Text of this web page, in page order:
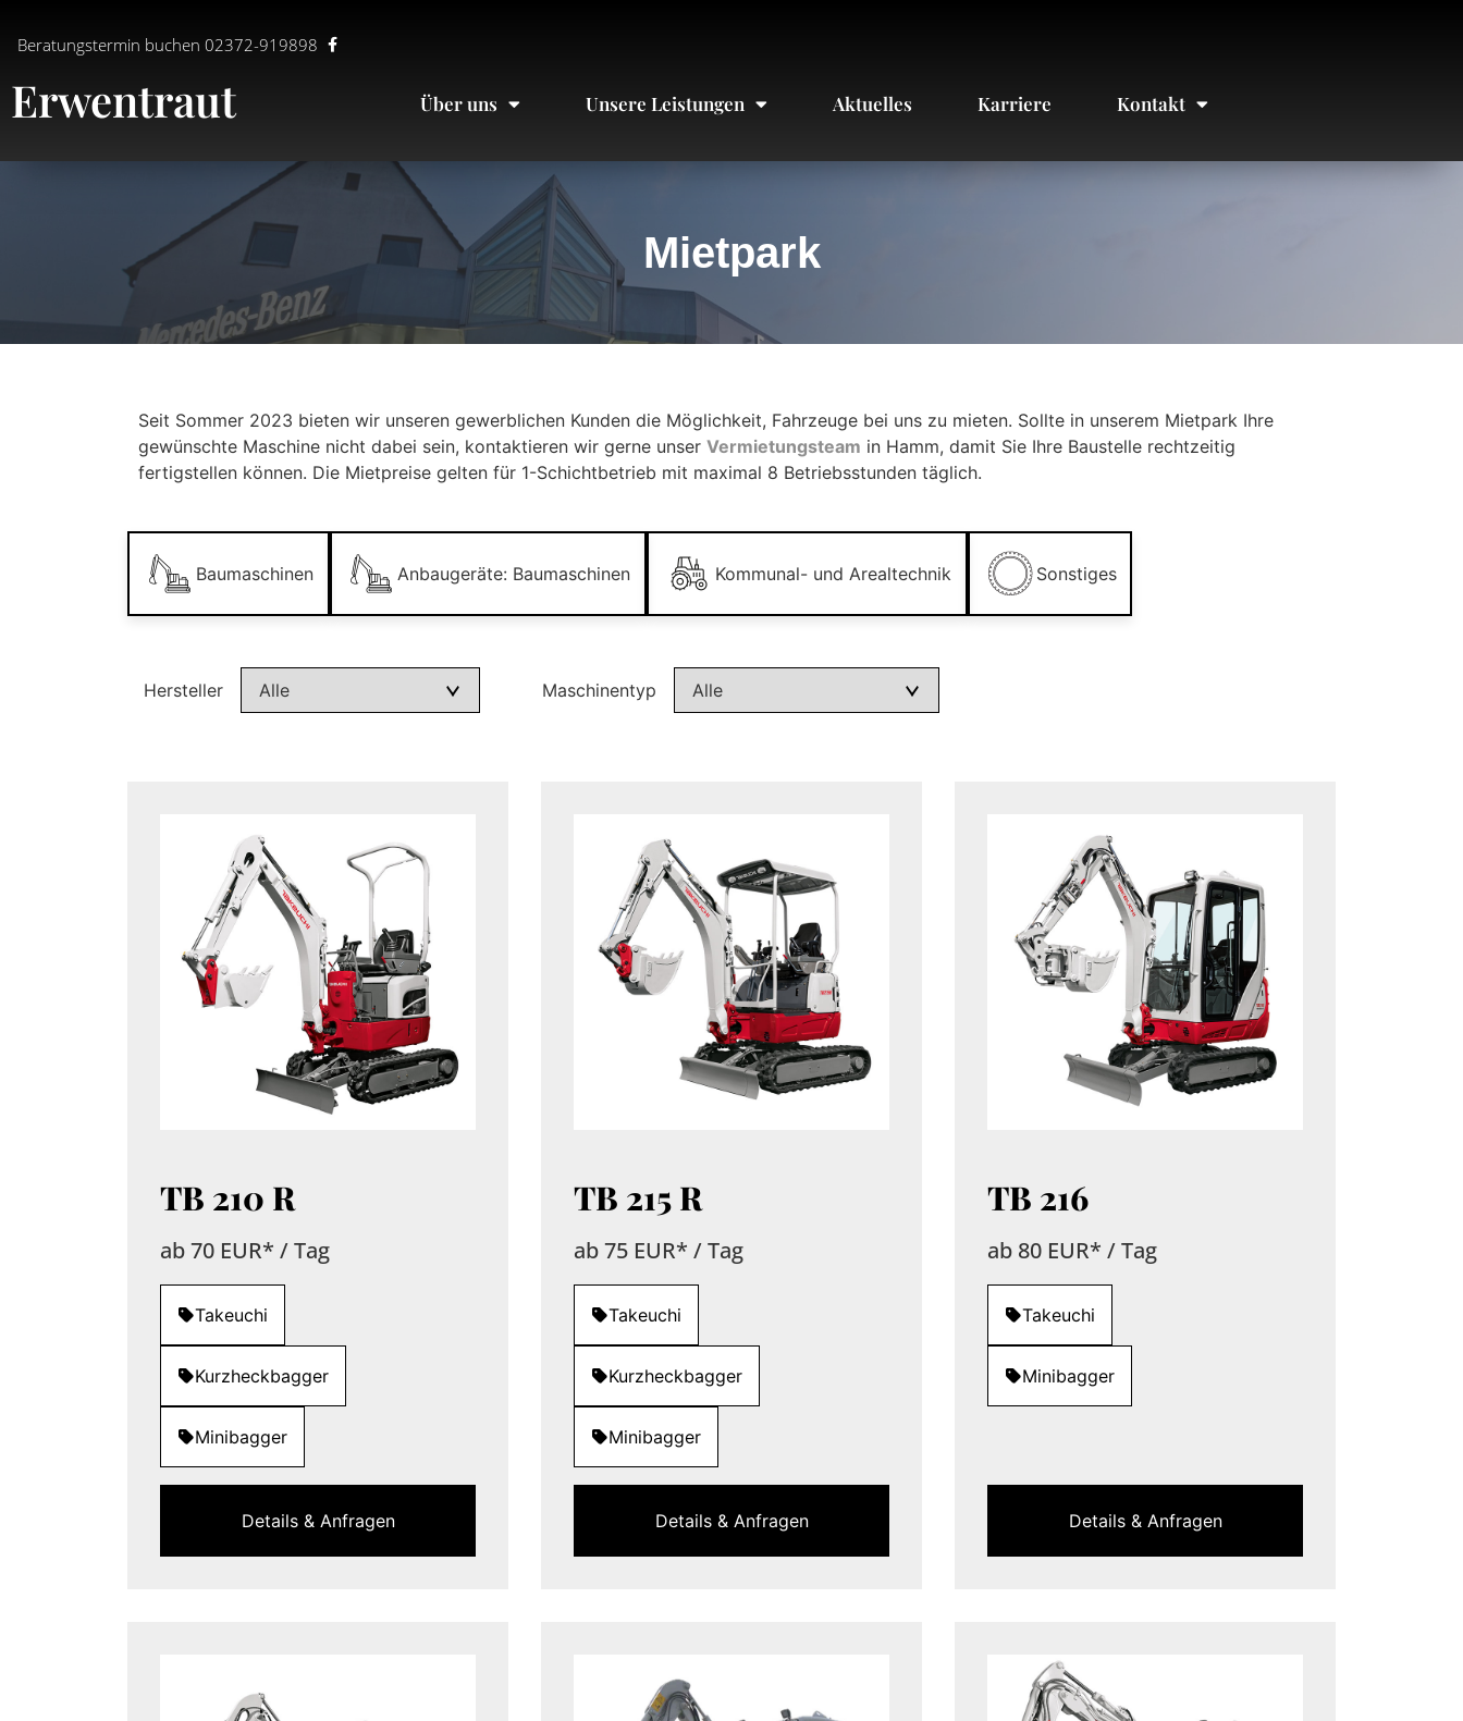
Beratungstermin buchen 02372-919898
Erwentraut Über uns Unsere Leistungen Aktuelles Karriere Kontakt
Mietpark
Seit Sommer 2023 bieten wir unseren gewerblichen Kunden die Möglichkeit, Fahrzeuge bei uns zu mieten. Sollte in unserem Mietpark Ihre
gewünschte Maschine nicht dabei sein, kontaktieren wir gerne unser Vermietungsteam in Hamm, damit Sie Ihre Baustelle rechtzeitig
fertigstellen können. Die Mietpreise gelten für 1-Schichtbetrieb mit maximal 8 Betriebsstunden täglich.
Baumaschinen Anbaugeräte: Baumaschinen Kommunal- und Arealtechnik Sonstiges
Hersteller Maschinentyp
TB 210 R
ab 70 EUR* / Tag
Takeuchi
Kurzheckbagger
Minibagger
Details & Anfragen
TB 215 R
ab 75 EUR* / Tag
Takeuchi
Kurzheckbagger
Minibagger
Details & Anfragen
TB 216
ab 80 EUR* / Tag
Takeuchi
Minibagger
Details & Anfragen